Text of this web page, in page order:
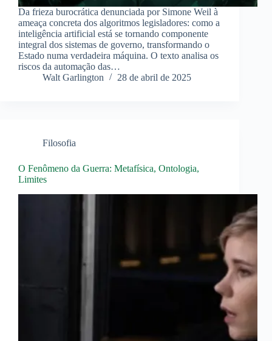
Da frieza burocrática denunciada por Simone Weil à
ameaça concreta dos algoritmos legisladores: como a
inteligência artificial está se tornando componente
integral dos sistemas de governo, transformando o
Estado numa verdadeira máquina. O texto analisa os
riscos da automação das…
Walt Garlington
28 de abril de 2025
Filosofia
O Fenômeno da Guerra: Metafísica, Ontologia,
Limites